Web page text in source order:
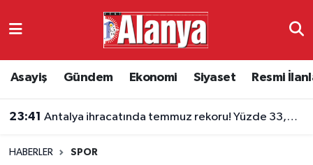
Asayiş Gündem Ekonomi Siyaset Resmi
23:41 Antalya ihracatında temmuz rekoru! Yüzde 33,4 artış
HABERLER SPOR
Ekonomi
Antalya Namaz Vakitleri